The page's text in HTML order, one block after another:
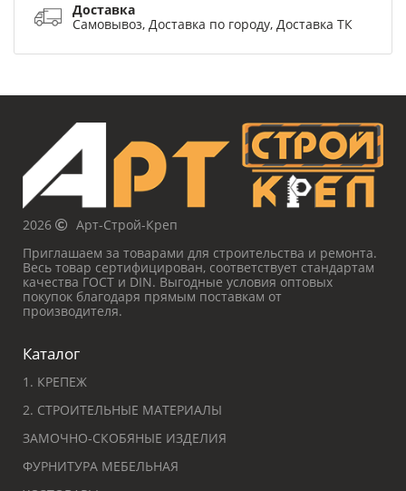
Доставка
Самовывоз, Доставка по городу, Доставка ТК
2026
Арт-Строй-Креп
Приглашаем за товарами для строительства и ремонта.
Весь товар сертифицирован, соответствует стандартам
качества ГОСТ и DIN. Выгодные условия оптовых
покупок благодаря прямым поставкам от
производителя.
Каталог
1. КРЕПЕЖ
2. СТРОИТЕЛЬНЫЕ МАТЕРИАЛЫ
ЗАМОЧНО-СКОБЯНЫЕ ИЗДЕЛИЯ
ФУРНИТУРА МЕБЕЛЬНАЯ